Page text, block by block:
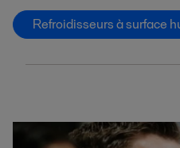
Refroidisseurs à surface